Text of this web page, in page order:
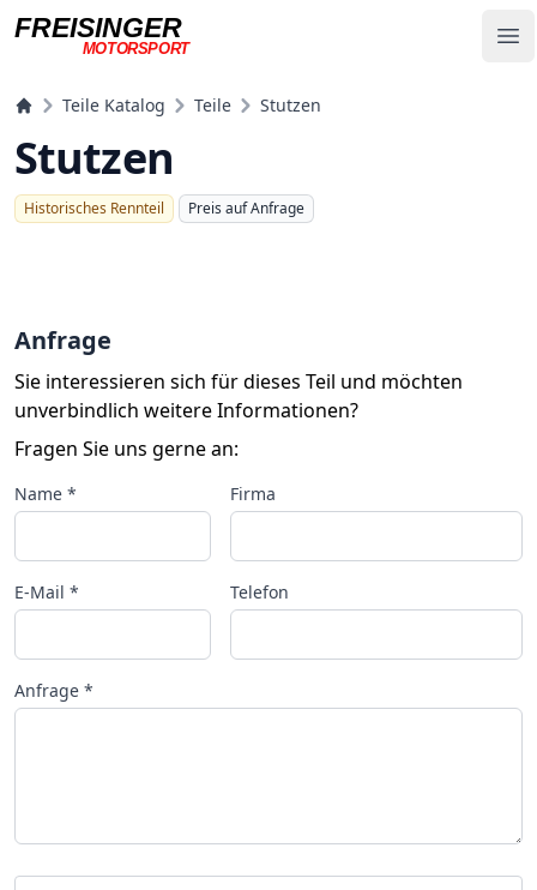
FREISINGER
MOTORSPORT
Teile Katalog Teile Stutzen
Stutzen
Historisches Rennteil Preis auf Anfrage
Anfrage
Sie interessieren sich für dieses Teil und möchten
unverbindlich weitere Informationen?
Fragen Sie uns gerne an:
Name * Firma
E-Mail * Telefon
Anfrage *